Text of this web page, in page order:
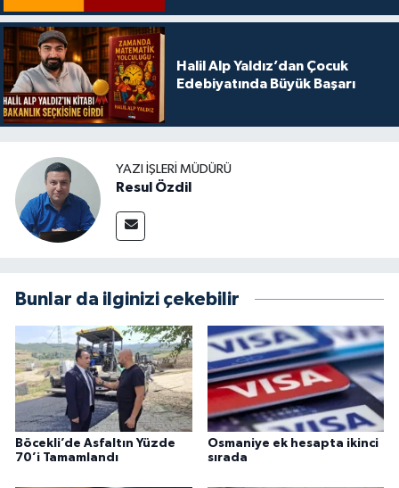
Halil Alp Yaldız’dan Çocuk
Edebiyatında Büyük Başarı
YAZI İŞLERI MÜDÜRÜ
Resul Özdil
Bunlar da ilginizi çekebilir
Böcekli’de Asfaltın Yüzde
70’i Tamamlandı
Osmaniye ek hesapta ikinci
sırada